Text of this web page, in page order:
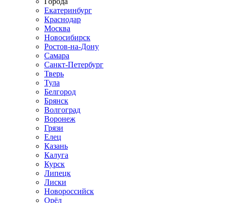
Екатеринбург
Краснодар
Москва
Новосибирск
Ростов-на-Дону
Самара
Санкт-Петербург
Тверь
Тула
Белгород
Брянск
Волгоград
Воронеж
Грязи
Елец
Казань
Калуга
Курск
Липецк
Лиски
Новороссийск
Орёл